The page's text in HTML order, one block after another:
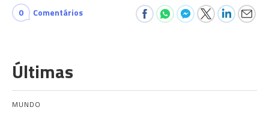
0 Comentários
Últimas
MUNDO